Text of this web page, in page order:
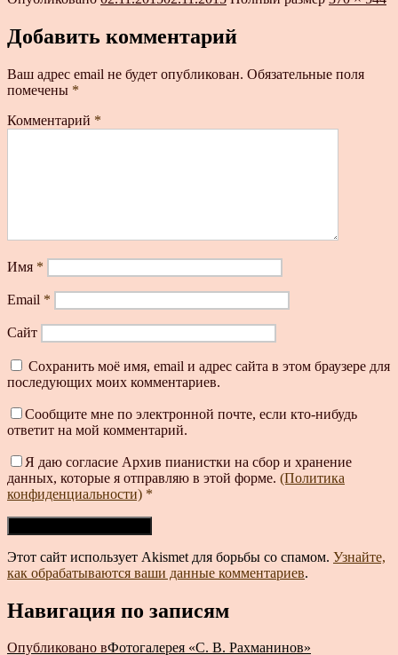
Добавить комментарий
Ваш адрес email не будет опубликован. Обязательные поля
помечены *
Комментарий *
Имя *
Email *
Сайт
Сохранить моё имя, email и адрес сайта в этом браузере для
последующих моих комментариев.
Сообщите мне по электронной почте, если кто-нибудь
ответит на мой комментарий.
Я даю согласие Архив пианистки на сбор и хранение
данных, которые я отправляю в этой форме. (Политика
конфиденциальности) *
Этот сайт использует Akismet для борьбы со спамом. Узнайте,
как обрабатываются ваши данные комментариев.
Навигация по записям
Опубликовано вФотогалерея «С. В. Рахманинов»